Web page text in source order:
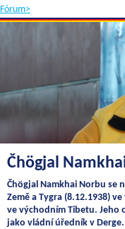
Fórum>
Čhögjal
Čhögjal Namkhai Norbu se
Země a Tygra (8.12.1938)
ve východním Tibetu. Jeho
jako vládní úředník v